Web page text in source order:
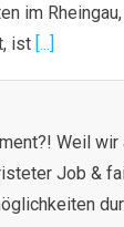
im
ist [...]
Weil
Job &